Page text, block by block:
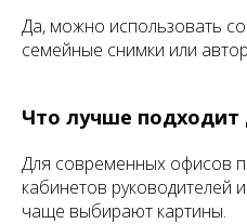
Да, можно использовать
семейные снимки или
Что лучше подходит
Для современных офисов
кабинетов руководителей
чаще выбирают картины.